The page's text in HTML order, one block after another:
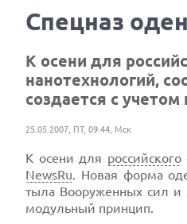
Спецназ
К осени для
нанотехнологий,
создается с
25.05.2007, ПТ, 09:44, Мск
К осени для российского
NewsRu. Новая форма
тыла Вооруженных сил и
модульный принцип.